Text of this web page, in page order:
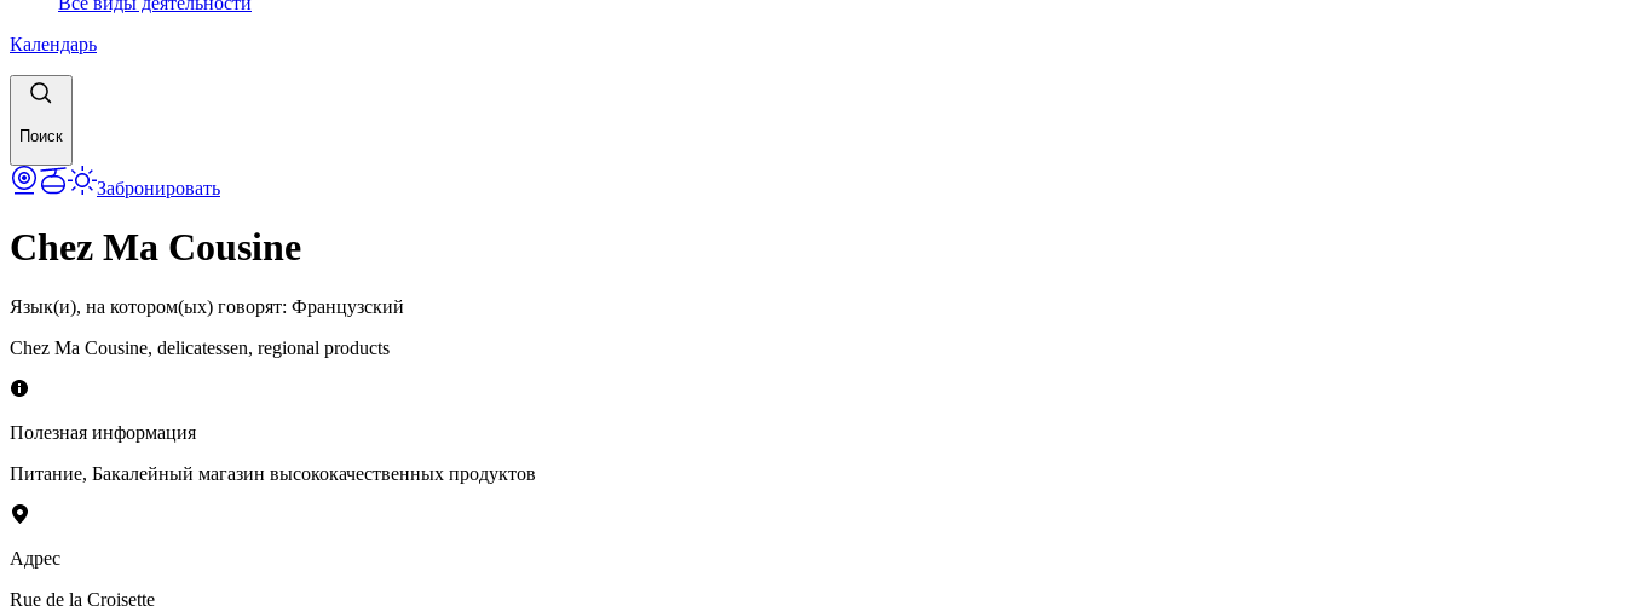
Календарь
Поиск
Забронировать
Chez Ma Cousine
Язык(и), на котором(ых) говорят: Французский
Chez Ma Cousine, delicatessen, regional products
Полезная информация
Питание, Бакалейный магазин высококачественных продуктов
Адрес
Rue de la Croisette